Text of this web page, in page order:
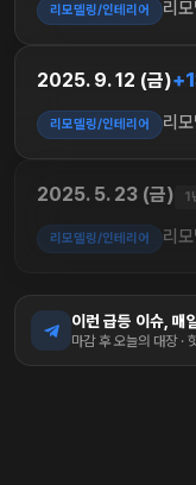
리모델링/인테리어 리
2025. 9. 12 (금)
리모델링/인테리어 리
2025. 5. 23 (금) 1
리모델링/인테리어 리
이런 급등 이슈, 매
마감 후 오늘의 대장 ·